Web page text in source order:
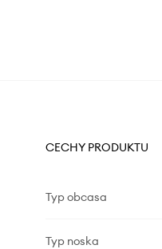
CECHY PRODUKTU
Typ obcasa
Typ noska